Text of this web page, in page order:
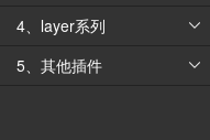
4、layer系列 
5、其他插件 